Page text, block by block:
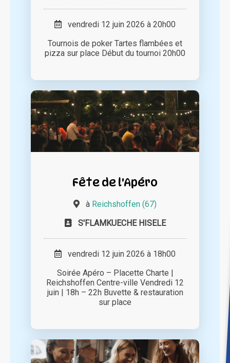
vendredi 12 juin 2026 à 20h00
Tournois de poker Tartes flambées et
pizza sur place Début du tournoi 20h00
Fête de l'Apéro
à Reichshoffen (67)
S'FLAMKUECHE HISELE
vendredi 12 juin 2026 à 18h00
Soirée Apéro – Placette Charte |
Reichshoffen Centre-ville Vendredi 12
juin | 18h – 22h Buvette & restauration
sur place